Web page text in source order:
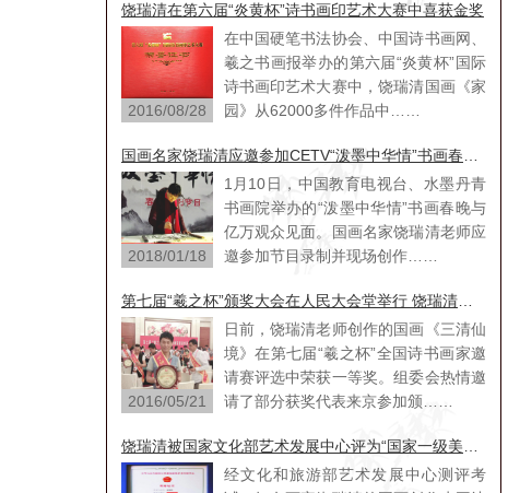
饶瑞清在第六届“炎黄杯”诗书画印艺术大赛中喜获金奖
2016/08/28
在中国硬笔书法协会、中国诗书画网、
羲之书画报举办的第六届“炎黄杯”国际
诗书画印艺术大赛中，饶瑞清国画《家
园》从62000多件作品中……
2018/01/18
1月10日，中国教育电视台、水墨丹青
书画院举办的“泼墨中华情”书画春晚与
亿万观众见面。国画名家饶瑞清老师应
邀参加节目录制并现场创作……
2016/05/21
日前，饶瑞清老师创作的国画《三清仙
境》在第七届“羲之杯”全国诗书画家邀
请赛评选中荣获一等奖。组委会热情邀
请了部分获奖代表来京参加颁……
经文化和旅游部艺术发展中心测评考